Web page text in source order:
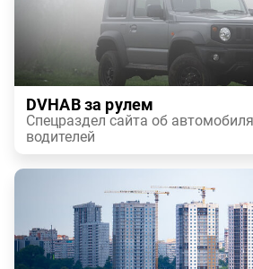
DVHAB за рулем
Спецраздел сайта об
водителей